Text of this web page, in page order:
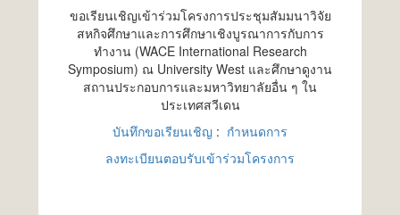
ขอเรียนเชิญเข้าร่วมโครงการประชุมสัมมนาวิจัย
สหกิจศึกษาและการศึกษาเชิงบูรณาการกับการ
ทำงาน (WACE International Research
Symposium) ณ University West และศึกษาดูงาน
สถานประกอบการและมหาวิทยาลัยอื่น ๆ ใน
ประเทศสวีเดน
บันทึกขอเรียนเชิญ : กำหนดการ
ลงทะเบียนตอบรับเข้าร่วมโครงการ